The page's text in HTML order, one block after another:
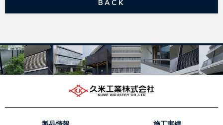
BACK